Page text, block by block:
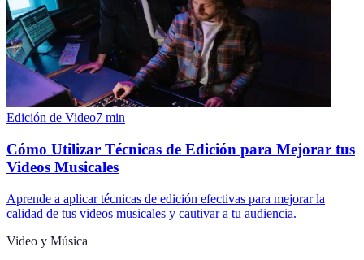
Edición de Video7 min
Cómo Utilizar Técnicas de Edición para Mejorar tus
Videos Musicales
Aprende a aplicar técnicas de edición efectivas para mejorar la
calidad de tus videos musicales y cautivar a tu audiencia.
Video y Música